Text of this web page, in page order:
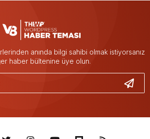
anında bilgi sahibi olmak istiyorsanız
haber bültenine üye olun.